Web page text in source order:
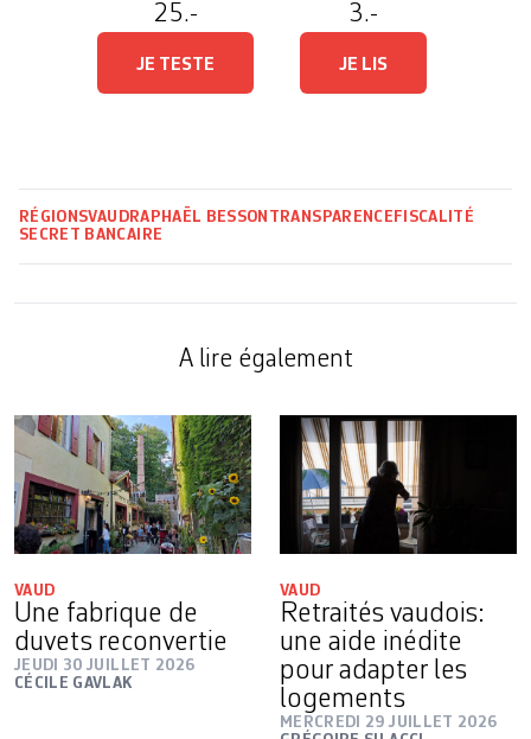
25.-
JE TESTE
3.-
JE LIS
RÉGIONSVAUDRAPHAËL BESSON TRANSPARENCE FISCALITÉ
SECRET BANCAIRE
A lire également
VAUD
Une fabrique de
duvets reconvertie
JEUDI 30 JUILLET 2026
CÉCILE GAVLAK
VAUD
Retraités vaudois:
une aide inédite
pour adapter les
logements
MERCREDI 29 JUILLET 2026